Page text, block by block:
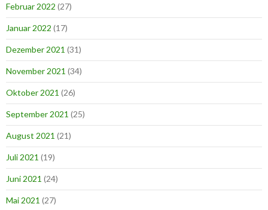
Februar 2022 (27)
Januar 2022 (17)
Dezember 2021 (31)
November 2021 (34)
Oktober 2021 (26)
September 2021 (25)
August 2021 (21)
Juli 2021 (19)
Juni 2021 (24)
Mai 2021 (27)